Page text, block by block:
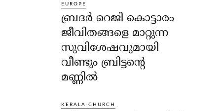
EUROPE
ബ്രദർ റെജി കൊട്ടാരം
ജീവിതങ്ങളെ മാറ്റുന്ന
സുവിശേഷവുമായി
വീണ്ടും ബ്രിട്ടന്റെ
മണ്ണിൽ
KERALA CHURCH